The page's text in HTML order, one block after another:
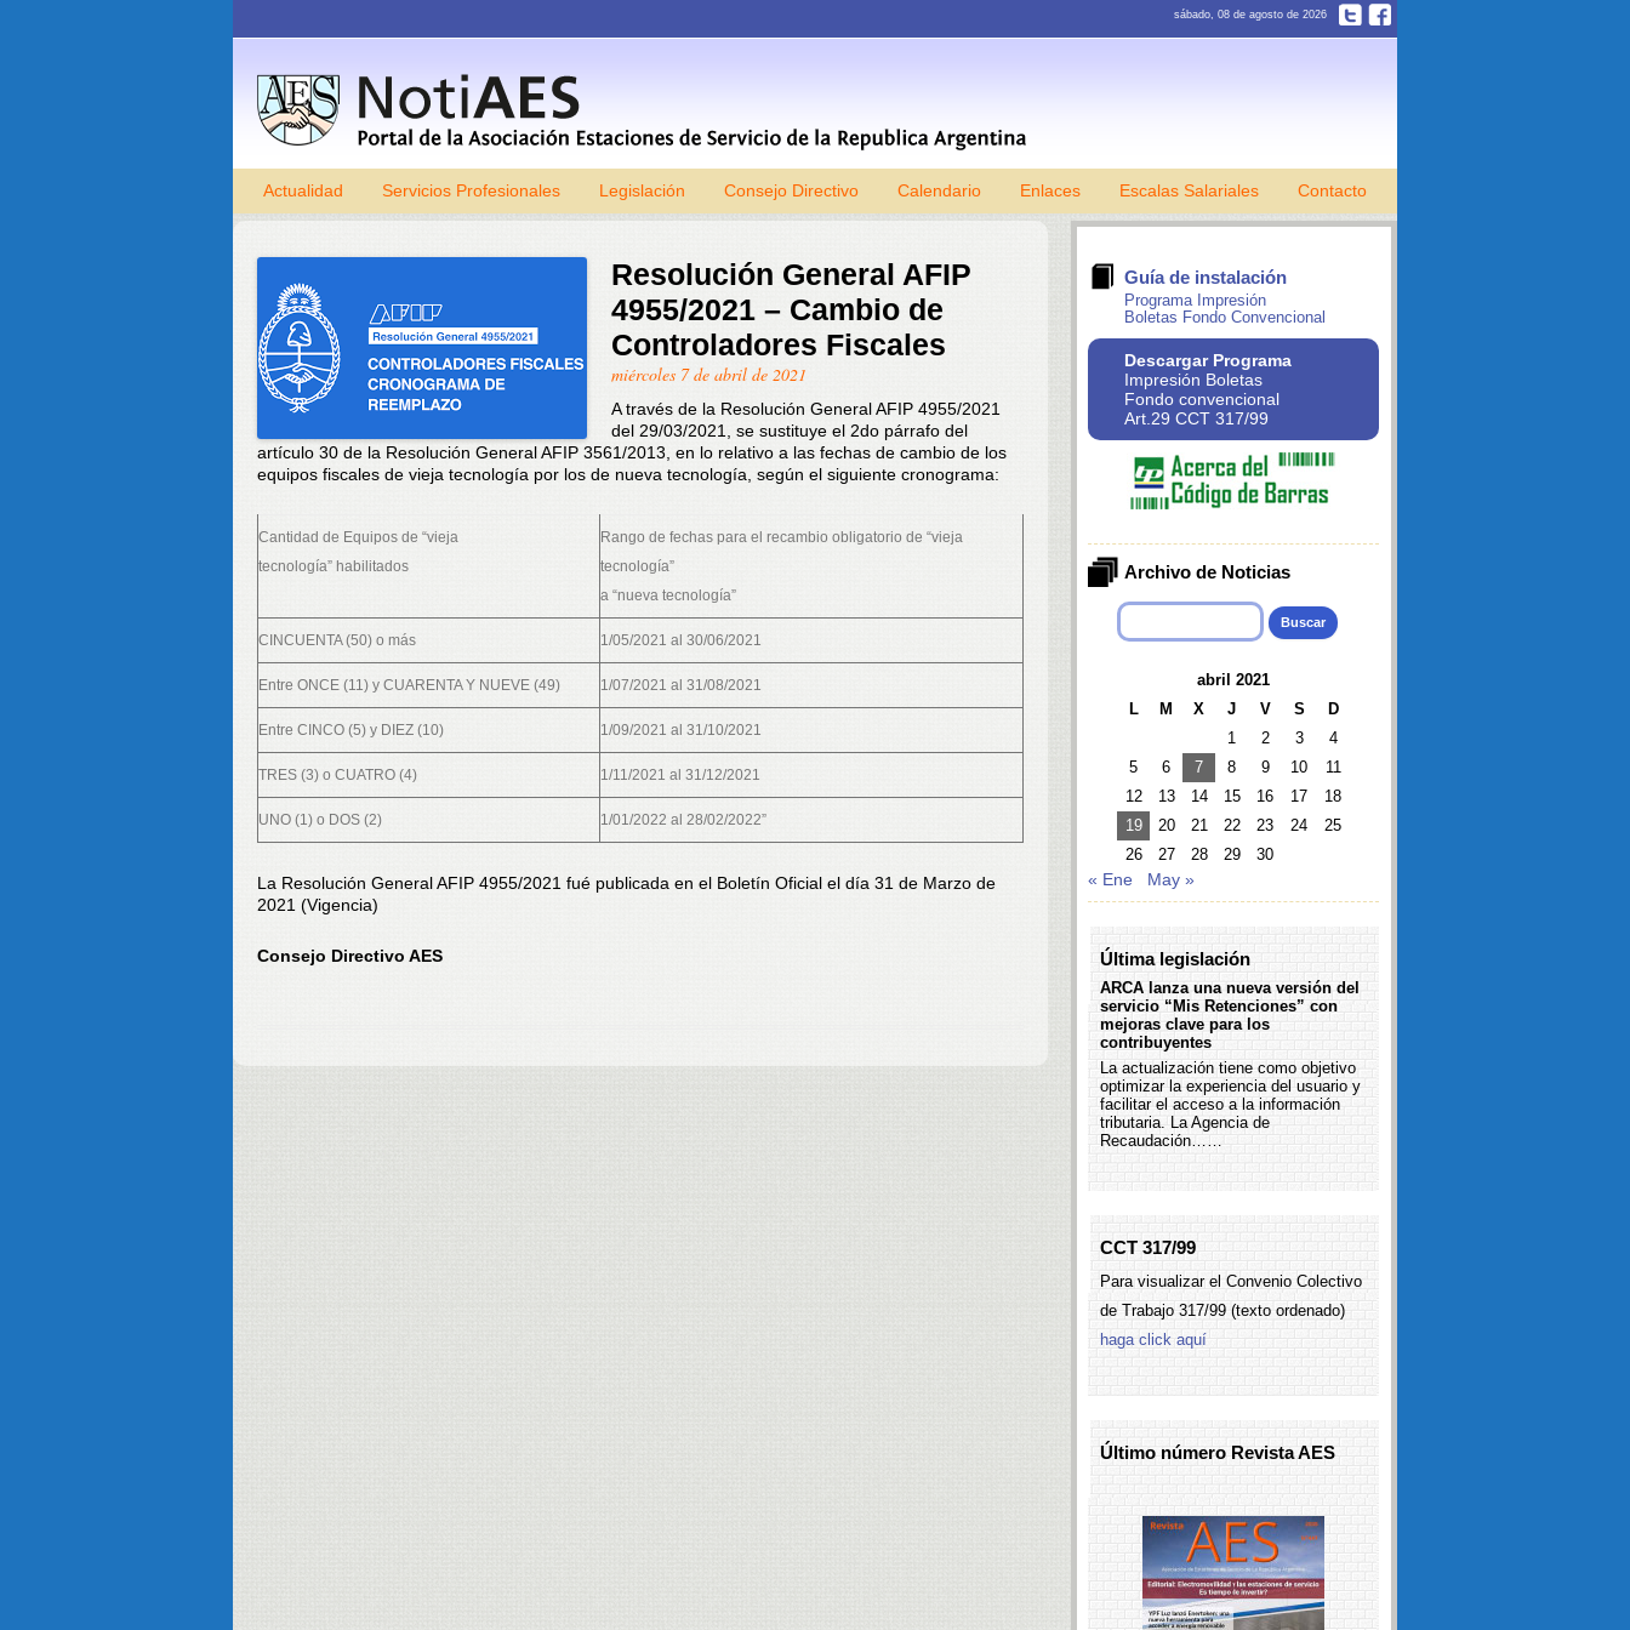
sábado, 08 de agosto de 2026
Skip to content
Actualidad Servicios Profesionales Legislación Consejo Directivo Calendario Enlaces Escalas Salariales Contacto
Resolución General AFIP
4955/2021 – Cambio de
Controladores Fiscales
miércoles 7 de abril de 2021
A través de la Resolución General AFIP 4955/2021
del 29/03/2021, se sustituye el 2do párrafo del
artículo 30 de la Resolución General AFIP 3561/2013, en lo relativo a las fechas de cambio de los
equipos fiscales de vieja tecnología por los de nueva tecnología, según el siguiente cronograma:
Cantidad de Equipos de “vieja
tecnología” habilitados
Rango de fechas para el recambio obligatorio de “vieja
tecnología”
a “nueva tecnología”
CINCUENTA (50) o más 1/05/2021 al 30/06/2021
Entre ONCE (11) y CUARENTA Y NUEVE (49) 1/07/2021 al 31/08/2021
Entre CINCO (5) y DIEZ (10) 1/09/2021 al 31/10/2021
TRES (3) o CUATRO (4) 1/11/2021 al 31/12/2021
UNO (1) o DOS (2) 1/01/2022 al 28/02/2022”
La Resolución General AFIP 4955/2021 fué publicada en el Boletín Oficial el día 31 de Marzo de
2021 (Vigencia)
Consejo Directivo AES
Guía de instalación
Programa Impresión
Boletas Fondo Convencional
Descargar Programa
Impresión Boletas
Fondo convencional
Art.29 CCT 317/99
Archivo de Noticias
Buscar:
abril 2021
L
M X J V S
D
1
2 3
4
5
6 7 8 9 10
11
12
13 14 15 16 17
18
19
20 21 22 23 24
25
26
27 28 29 30
« Ene May »
Última legislación
ARCA lanza una nueva versión del
servicio “Mis Retenciones” con
mejoras clave para los
contribuyentes
La actualización tiene como objetivo
optimizar la experiencia del usuario y
facilitar el acceso a la información
tributaria. La Agencia de
Recaudación……
CCT 317/99
Para visualizar el Convenio Colectivo
de Trabajo 317/99 (texto ordenado)
haga click aquí
Último número Revista AES